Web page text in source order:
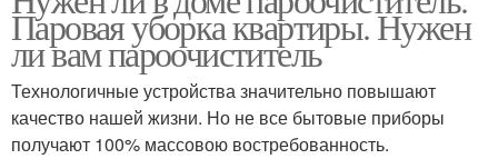
Паровая уборка квартиры. Нужен
ли вам пароочиститель
Технологичные устройства значительно повышают
качество нашей жизни. Но не все бытовые приборы
получают 100% массовою востребованность.